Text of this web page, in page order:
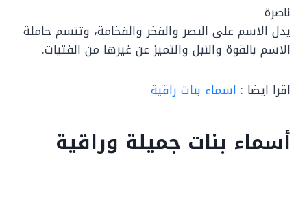
ناصرة
يدل الاسم على النصر والفخر والفخامة، وتتسم حاملة
الاسم بالقوة والنبل والتميز عن غيرها من الفتيات.
اقرا ايضا : اسماء بنات راقية
أسماء بنات جميلة وراقية